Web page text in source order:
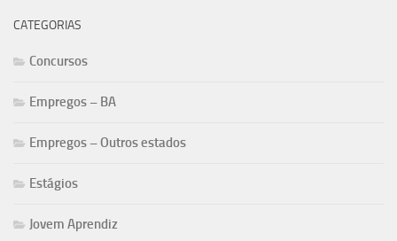
CATEGORIAS
Concursos
Empregos – BA
Empregos – Outros estados
Estágios
Jovem Aprendiz